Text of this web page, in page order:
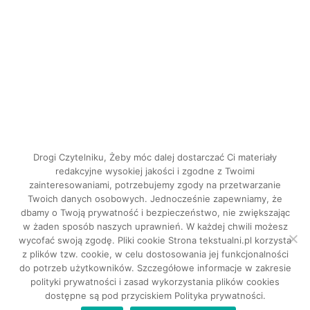
INSTAGRAM
FACEBOOK
Tekstualni © 2026. Wszystkie prawa
zastrzeżone.
Drogi Czytelniku, Żeby móc dalej dostarczać Ci materiały
redakcyjne wysokiej jakości i zgodne z Twoimi
zainteresowaniami, potrzebujemy zgody na przetwarzanie
Twoich danych osobowych. Jednocześnie zapewniamy, że
dbamy o Twoją prywatność i bezpieczeństwo, nie zwiększając
w żaden sposób naszych uprawnień. W każdej chwili możesz
wycofać swoją zgodę. Pliki cookie Strona tekstualni.pl korzysta
z plików tzw. cookie, w celu dostosowania jej funkcjonalności
do potrzeb użytkowników. Szczegółowe informacje w zakresie
polityki prywatności i zasad wykorzystania plików cookies
dostępne są pod przyciskiem Polityka prywatności.